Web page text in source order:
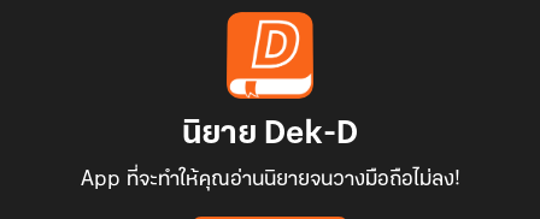
นิยาย Dek-D
App ที่จะทำให้คุณอ่านนิยายจนวางมือถือไม่ลง!